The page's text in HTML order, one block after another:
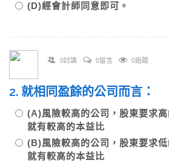
(D)經會計師同意即可。
0討論 0留言 0追蹤
2. 就相同盈餘的公司而言：
(A)風險較高的公司，股東要求
就有較高的本益比
(B)風險較高的公司，股東要求
就有較高的本益比